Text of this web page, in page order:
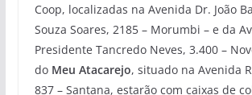
Coop, localizadas na Avenida Dr. João
Souza Soares, 2185 – Morumbi – e da
Presidente Tancredo Neves, 3.400 –
do Meu Atacarejo, situado na Avenida
837 – Santana, estarão com caixas de